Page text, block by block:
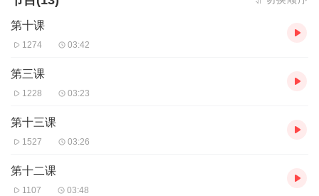
第十课
1274 03:42
第三课
1228 03:23
第十三课
1527 03:26
第十二课
1107 03:48